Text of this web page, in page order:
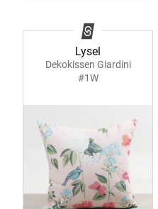
Lysel
Dekokissen Giardini
#1W